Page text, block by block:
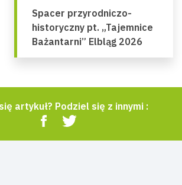
Spacer przyrodniczo-
historyczny pt. „Tajemnice
Bażantarni” Elbląg 2026
artykuł? Podziel się z innymi :